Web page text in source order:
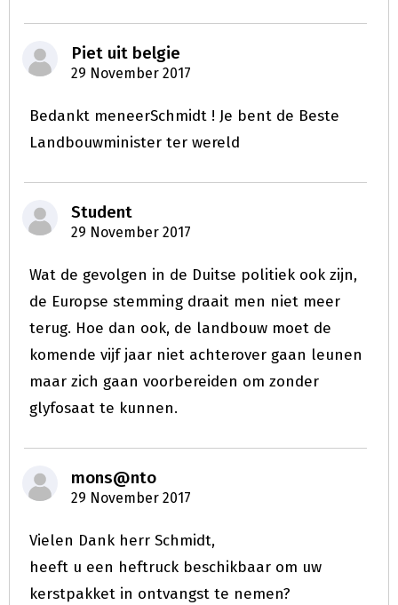
Piet uit belgie
29 November 2017
Bedankt meneerSchmidt ! Je bent de Beste
Landbouwminister ter wereld
Student
29 November 2017
Wat de gevolgen in de Duitse politiek ook zijn,
de Europse stemming draait men niet meer
terug. Hoe dan ook, de landbouw moet de
komende vijf jaar niet achterover gaan leunen
maar zich gaan voorbereiden om zonder
glyfosaat te kunnen.
mons@nto
29 November 2017
Vielen Dank herr Schmidt,
heeft u een heftruck beschikbaar om uw
kerstpakket in ontvangst te nemen?